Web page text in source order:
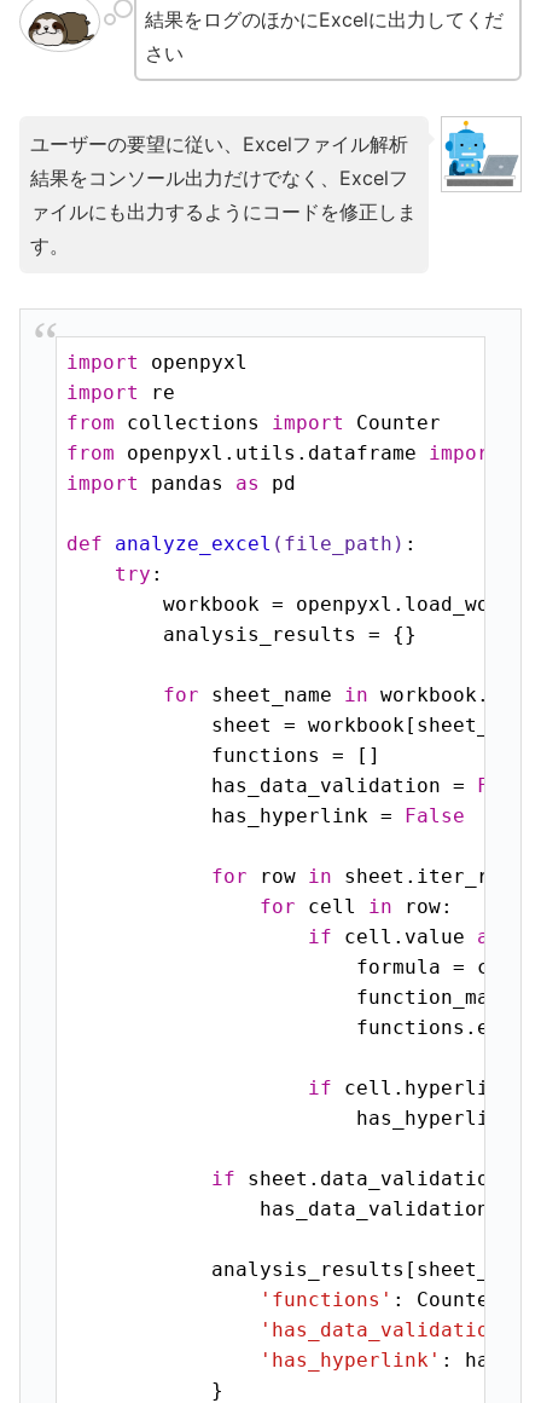
結果をログのほかにExcelに出力してくだ
さい
ユーザーの要望に従い、Excelファイル解析
結果をコンソール出力だけでなく、Excelフ
ァイルにも出力するようにコードを修正しま
す。
import
import
from collections import
from openpyxl.utils.dataframe import
import pandas as pd
def analyze_excel (file_path) :
try :
workbook =
        analysis_results = {}
for sheet_name in
sheet =
            functions = []
            has_data_validation =
False
            has_hyperlink =
False
for row in
for cell in row:
if cell.value and
formula =
if cell.hyperlink:
has_hyperlink
if sheet.data_validations:
                has_data_validation =
'functions' :
'has_data_validation'
'has_hyperlink' :
            }